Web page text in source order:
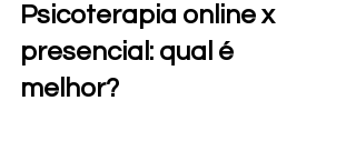
Psicoterapia online x
presencial: qual é
melhor?